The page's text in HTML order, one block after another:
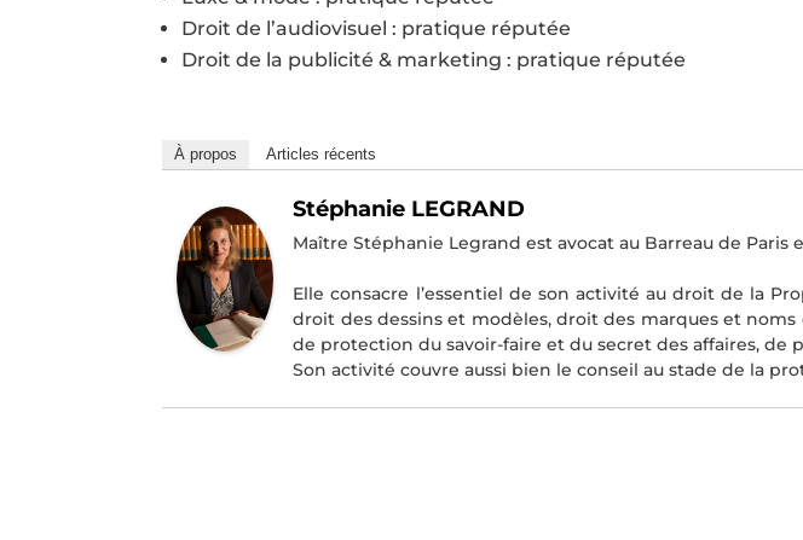
Droit de l’audiovisuel : pratique réputée
Droit de la publicité & marketing : pratique réputée
À propos Articles récents
Stéphanie LEGRAND
Maître Stéphanie Legrand est avocat au Barreau de Paris
Elle consacre l’essentiel de son activité au droit de la
droit des dessins et modèles, droit des marques et
de protection du savoir-faire et du secret des affaires, de
Son activité couvre aussi bien le conseil au stade de la